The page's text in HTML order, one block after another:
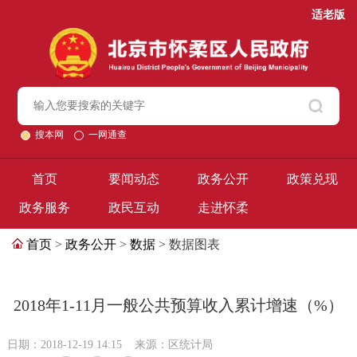
适老版
搜本网 一网通查
首页 要闻动态 政务公开 政策兑现
政务服务 政民互动 走进怀柔
首页 > 政务公开 > 数据 > 数据图表
2018年1-11月一般公共预算收入累计增速（%）
日期：2018-12-19 14:15 来源：区统计局